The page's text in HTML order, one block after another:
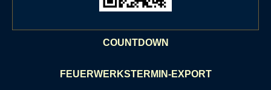
COUNTDOWN
FEUERWERKSTERMIN-EXPORT